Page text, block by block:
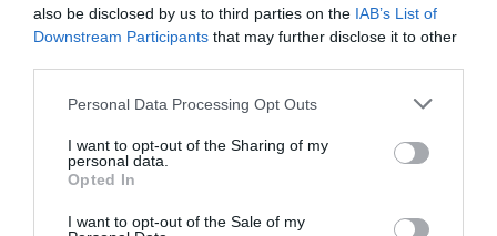
also be disclosed by us to third parties on the IAB’s List of
Downstream Participants that may further disclose it to other
Personal Data Processing Opt Outs
I want to opt-out of the Sharing of my
personal data.
Opted In
I want to opt-out of the Sale of my